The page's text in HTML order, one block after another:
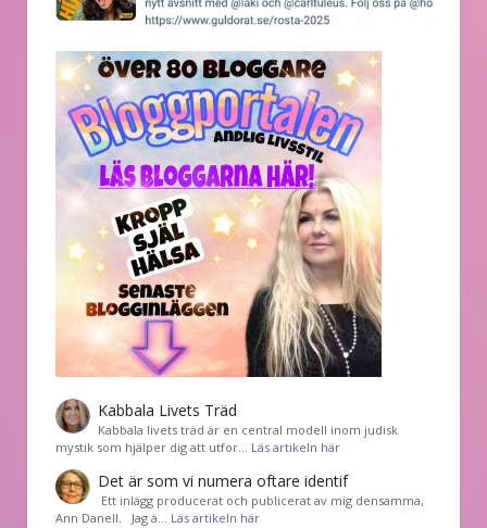
Kabbala Livets Träd
Kabbala livets träd är en central modell inom judisk
mystik som hjälper dig att utfor… Läs artikeln här
Det är som vi numera oftare identif
͏ Ett inlägg producerat och publicerat av mig densamma,
Ann Danell. Jag ä… Läs artikeln här